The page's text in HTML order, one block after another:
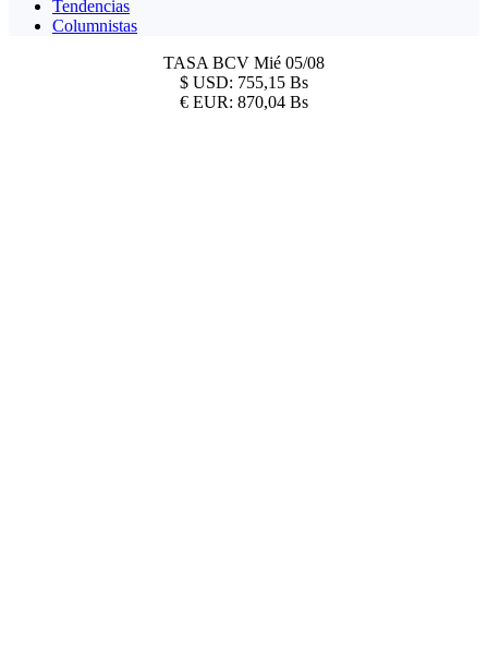
Tendencias
Columnistas
TASA BCV Mié 05/08
$ USD: 755,15 Bs
€ EUR: 870,04 Bs